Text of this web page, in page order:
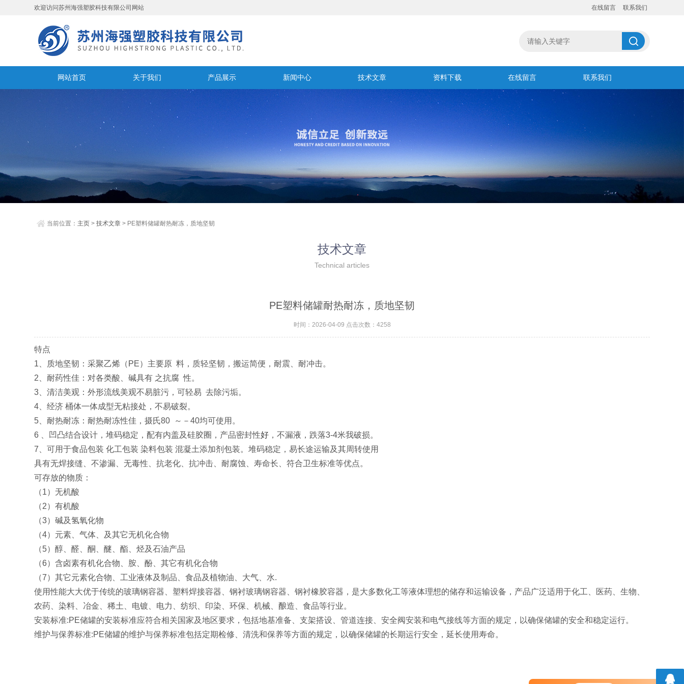
欢迎访问苏州海强塑胶科技有限公司网站 在线留言 联系我们
网站首页 关于我们 产品展示 新闻中心 技术文章 资料下载 在线留言 联系我们
当前位置： 主页 >技术文章 > PE塑料储罐耐热耐冻，质地坚韧
技术文章
Technical articles
PE塑料储罐耐热耐冻，质地坚韧
时间：2026-04-09 点击次数：4258
特点
1、质地坚韧：采聚乙烯（PE）主要原 料，质轻坚韧，搬运简便，耐震、耐冲击。
2、耐药性佳：对各类酸、碱具有 之抗腐 性。
3、清洁美观：外形流线美观不易脏污，可轻易 去除污垢。
4、经济 桶体一体成型无粘接处，不易破裂。
5、耐热耐冻：耐热耐冻性佳，摄氏80 ～－40均可使用。
6 、凹凸结合设计，堆码稳定，配有内盖及硅胶圈，产品密封性好 ，不漏液，跌落3-4米我破损。
7、可用于食品包装 化工包装 染料包装 混凝土添加剂包装。堆码稳定，易长途运输及其周转使用
具有无焊接缝、不渗漏、无毒性、抗老化、抗冲击、耐腐蚀、寿命长、符合卫生标准等优点。
可存放的物质：
（1）无机酸
（2）有机酸
（3）碱及氢氧化物
（4）元素、气体、及其它无机化合物
（5）醇、醛、酮、醚、酯、烃及石油产品
（6）含卤素有机化合物、胺、酚、其它有机化合物
（7）其它元素化合物、工业液体及制品、食品及植物油、大气、水.
使用性能大大优于传统的玻璃钢容器、塑料焊接容器、钢衬玻璃钢容器、钢衬橡胶容器，是大多数化工等液体理想的储存和运输设备，产品广泛适用于化工、医药、生物、
农药、染料、冶金、稀土、电镀、电力、纺织、印染、环保、机械、酿造、食品等行业。
安装标准:PE储罐的安装标准应符合相关国家及地区要求，包括地基准备、支架搭设、管道连接、安全阀安装和电气接线等方面的规定，以确保储罐的安全和稳定运行。
维护与保养标准:PE储罐的维护与保养标准包括定期检修、清洗和保养等方面的规定，以确保储罐的长期运行安全，延长使用寿命。